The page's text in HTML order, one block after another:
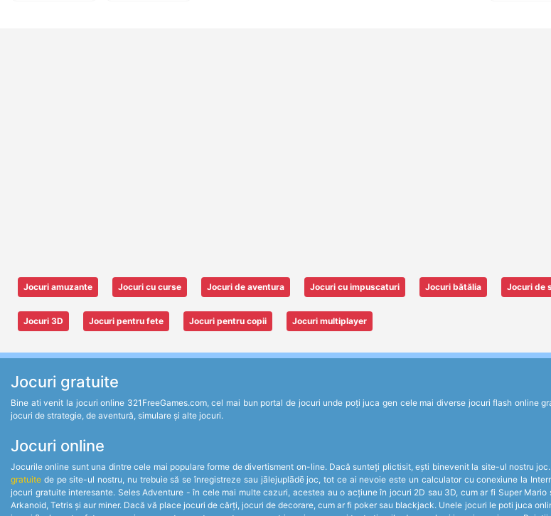
Jocuri amuzante Jocuri cu curse Jocuri de aventura Jocuri cu impuscaturi Jocuri bătălia Jocuri de
Jocuri 3D Jocuri pentru fete Jocuri pentru copii Jocuri multiplayer
Jocuri gratuite
Bine ati venit la jocuri online 321FreeGames.com, cel mai bun portal de jocuri unde poți juca gen cele mai diverse jocuri flash online
jocuri de strategie, de aventură, simulare și alte jocuri.
Jocuri online
Jocurile online sunt una dintre cele mai populare forme de divertisment on-line. Dacă sunteți plictisit, ești binevenit la site-ul nostru
gratuite de pe site-ul nostru, nu trebuie să se înregistreze sau jālejuplādē joc, tot ce ai nevoie este un calculator cu conexiune la
jocuri gratuite interesante. Seles Adventure - în cele mai multe cazuri, acestea au o acțiune în jocuri 2D sau 3D, cum ar fi Super
Arkanoid, Tetris și aur miner. Dacă vă place jocuri de cărți, jocuri de decorare, cum ar fi poker sau blackjack. Unele jocuri le poti juca